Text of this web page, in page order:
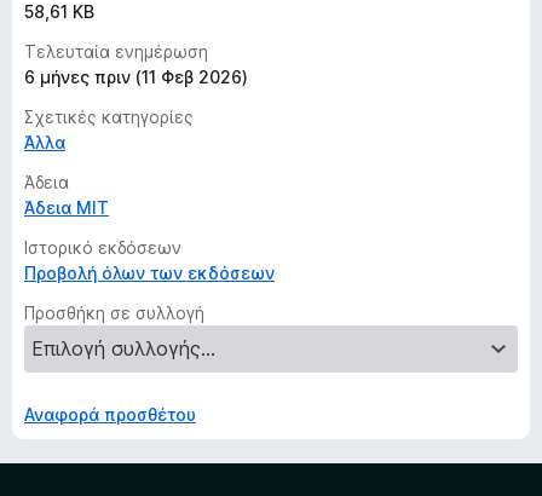
58,61 KB
Τελευταία ενημέρωση
6 μήνες πριν (11 Φεβ 2026)
Σχετικές κατηγορίες
Άλλα
Άδεια
Άδεια MIT
Ιστορικό εκδόσεων
Προβολή όλων των εκδόσεων
Προσθήκη σε συλλογή
Αναφορά προσθέτου